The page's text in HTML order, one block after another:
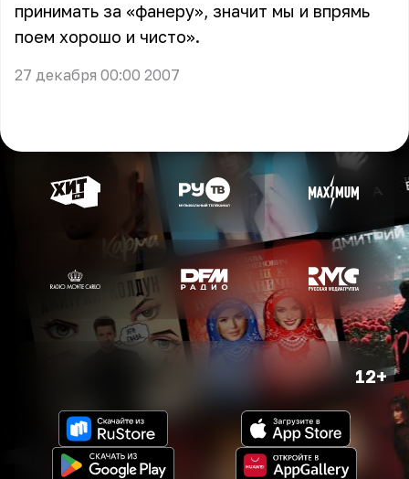
принимать за «фанеру», значит мы и впрямь
поем хорошо и чисто».
27 декабря 00:00 2007
12+